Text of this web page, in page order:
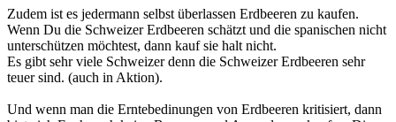
Zudem ist es jedermann selbst überlassen Erdbeeren zu kaufen.
Wenn Du die Schweizer Erdbeeren schätzt und die spanischen nicht
unterschützen möchtest, dann kauf sie halt nicht.
Es gibt sehr viele Schweizer denn die Schweizer Erdbeeren sehr
teuer sind. (auch in Aktion).
Und wenn man die Erntebedinungen von Erdbeeren kritisiert, dann